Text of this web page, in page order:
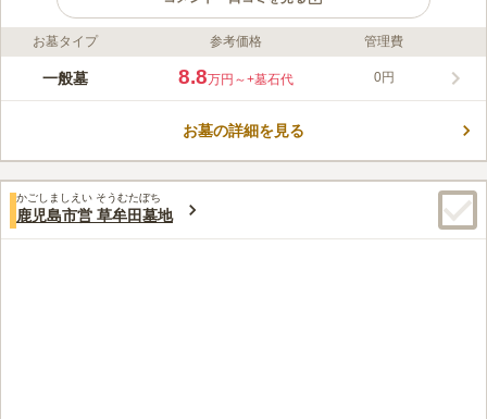
ライフドット編集部のコメント
のどかな住宅街の中にある霊園です。 墓域の道は御影石張りで
ているので、遠方から車でお参りに来てくださる方がいても安心
口コミ評価
この霊園はまだ誰からも評価されていません。
お墓タイプ 参考価格 管理費
一般墓 8.8万円～+墓石代 0円
お墓の詳細を見る
かごしましえい そうむたぼち
鹿児島市営 草牟田墓地